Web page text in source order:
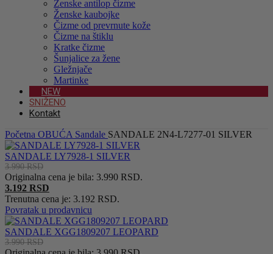
Ženske antilop čizme
Ženske kaubojke
Čizme od prevrnute kože
Čizme na štiklu
Kratke čizme
Šunjalice za žene
Gležnjače
Martinke
NEW
SNIŽENO
Kontakt
Početna OBUĆA Sandale SANDALE 2N4-L7277-01 SILVER
SANDALE LY7928-1 SILVER
3.990RSD
Originalna cena je bila: 3.990 RSD.
3.192 RSD
Trenutna cena je: 3.192 RSD.
Povratak u prodavnicu
SANDALE XGG1809207 LEOPARD
3.990RSD